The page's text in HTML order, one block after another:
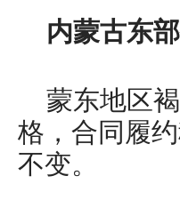
内蒙古东
蒙东地区
格，合同履
不变。